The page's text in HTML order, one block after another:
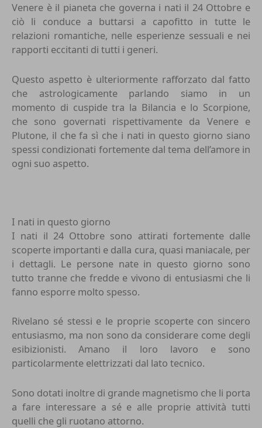
Venere è il pianeta che governa i nati il 24 Ottobre e
ciò li conduce a buttarsi a capofitto in tutte le
relazioni romantiche, nelle esperienze sessuali e nei
rapporti eccitanti di tutti i generi.
Questo aspetto è ulteriormente rafforzato dal fatto
che astrologicamente parlando siamo in un
momento di cuspide tra la Bilancia e lo Scorpione,
che sono governati rispettivamente da Venere e
Plutone, il che fa sì che i nati in questo giorno siano
spessi condizionati fortemente dal tema dell’amore in
ogni suo aspetto.
I nati in questo giorno
I nati il 24 Ottobre sono attirati fortemente dalle
scoperte importanti e dalla cura, quasi maniacale, per
i dettagli. Le persone nate in questo giorno sono
tutto tranne che fredde e vivono di entusiasmi che li
fanno esporre molto spesso.
Rivelano sé stessi e le proprie scoperte con sincero
entusiasmo, ma non sono da considerare come degli
esibizionisti. Amano il loro lavoro e sono
particolarmente elettrizzati dal lato tecnico.
Sono dotati inoltre di grande magnetismo che li porta
a fare interessare a sé e alle proprie attività tutti
quelli che gli ruotano attorno.